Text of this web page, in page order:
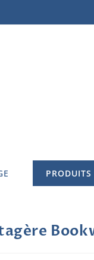
PRODUITS